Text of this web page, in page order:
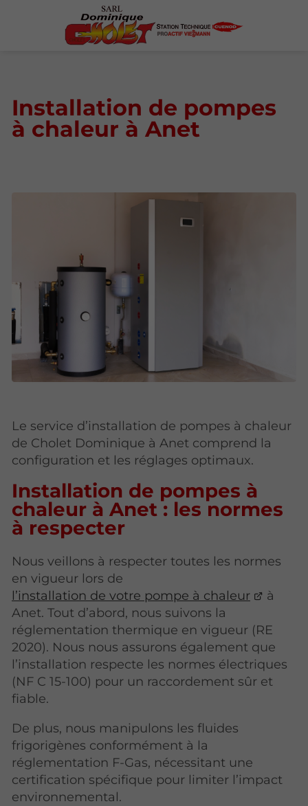
Installation de pompes
à chaleur à Anet
Le service d’installation de pompes à chaleur
de Cholet Dominique à Anet comprend la
configuration et les réglages optimaux.
Installation de pompes à
chaleur à Anet : les normes
à respecter
Nous veillons à respecter toutes les normes
en vigueur lors de
l’installation de votre pompe à chaleur
à
Anet. Tout d’abord, nous suivons la
réglementation thermique en vigueur (RE
2020). Nous nous assurons également que
l’installation respecte les normes électriques
(NF C 15-100) pour un raccordement sûr et
fiable.
De plus, nous manipulons les fluides
frigorigènes conformément à la
réglementation F-Gas, nécessitant une
certification spécifique pour limiter l’impact
environnemental.